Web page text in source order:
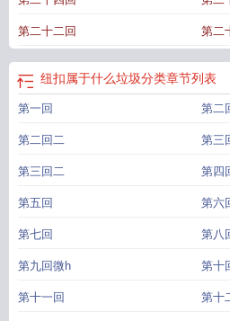
有哪几种方法
纽扣电池cr2032与cr2025有什
子纽扣助手官网纽扣人
第二十二回 第二
纽扣属于什么垃圾分类章节列表
第一回 第二
第二回二 第三
第三回二 第四
第五回 第六
第七回 第八
第九回微h 第十
第十一回 第十